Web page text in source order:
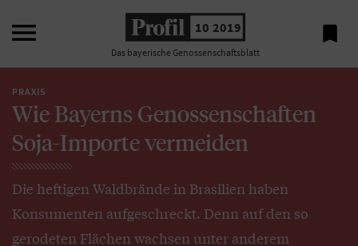
 10 2019
Das bayerische Genossenschaftsblatt

PRAXIS
Wie Bayerns Genossenschaften
Soja-Importe vermeiden
Die heftigen Waldbrände in Brasilien haben
Konsumenten aufgeschreckt. Denn auf den so
gerodeten Flächen wachsen unter anderem